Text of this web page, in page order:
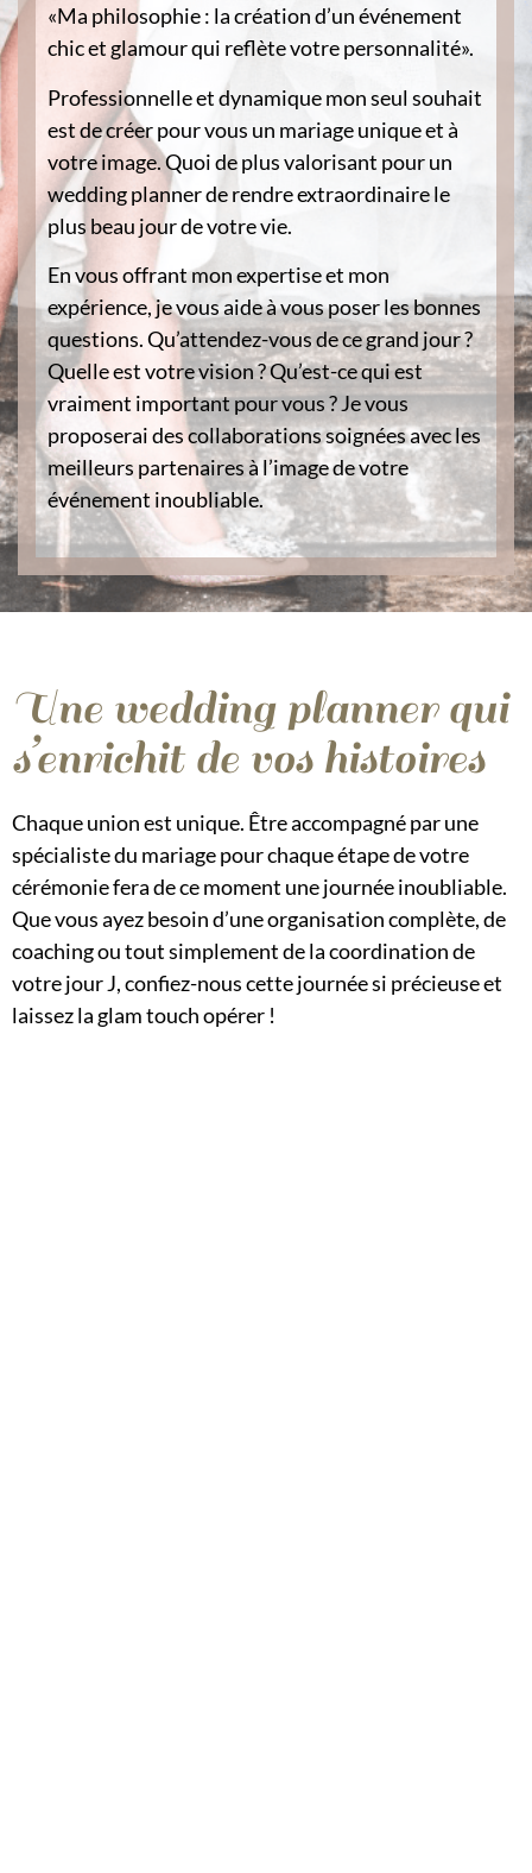
«Ma philosophie : la création d’un événement
chic et glamour qui reflète votre personnalité».
Professionnelle et dynamique mon seul souhait
est de créer pour vous un mariage unique et à
votre image. Quoi de plus valorisant pour un
wedding planner de rendre extraordinaire le
plus beau jour de votre vie.
En vous offrant mon expertise et mon
expérience, je vous aide à vous poser les bonnes
questions. Qu’attendez-vous de ce grand jour ?
Quelle est votre vision ? Qu’est-ce qui est
vraiment important pour vous ? Je vous
proposerai des collaborations soignées avec les
meilleurs partenaires à l’image de votre
événement inoubliable.
Une wedding planner qui
s’enrichit de vos histoires
Chaque union est unique. Être accompagné par une
spécialiste du mariage pour chaque étape de votre
cérémonie fera de ce moment une journée inoubliable.
Que vous ayez besoin d’une organisation complète, de
coaching ou tout simplement de la coordination de
votre jour J, confiez-nous cette journée si précieuse et
laissez la glam touch opérer !